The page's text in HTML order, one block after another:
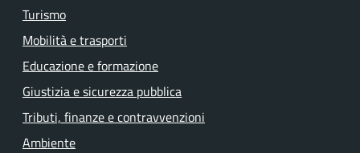
Turismo
Mobilità e trasporti
Educazione e formazione
Giustizia e sicurezza pubblica
Tributi, finanze e contravvenzioni
Ambiente